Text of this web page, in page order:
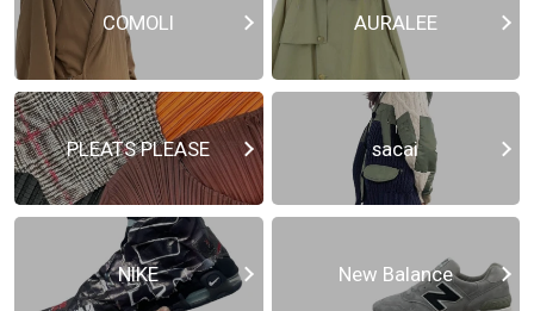
COMOLI AURALEE
PLEATS PLEASE sacai
NIKE New Balance